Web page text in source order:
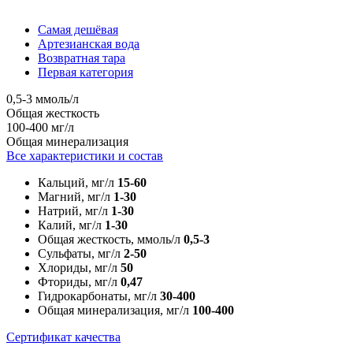
Самая дешёвая
Артезианская вода
Возвратная тара
Первая категория
0,5-3 ммоль/л
Общая жесткость
100-400 мг/л
Общая минерализация
Все характеристики и состав
Кальций, мг/л 15-60
Магний, мг/л 1-30
Натрий, мг/л 1-30
Калий, мг/л 1-30
Общая жесткость, ммоль/л 0,5-3
Сульфаты, мг/л 2-50
Хлориды, мг/л 50
Фториды, мг/л 0,47
Гидрокарбонаты, мг/л 30-400
Общая минерализация, мг/л 100-400
Сертификат качества